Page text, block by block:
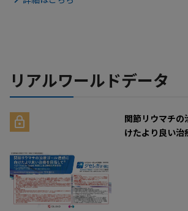
リアルワールドデータ
関節リウマチの
けたより良い治